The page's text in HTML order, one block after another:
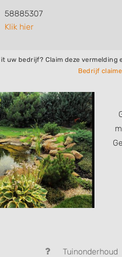
58885307
Klik hier
uw bedrijf? Claim deze vermelding
Bedrijf
Tuinonderhoud